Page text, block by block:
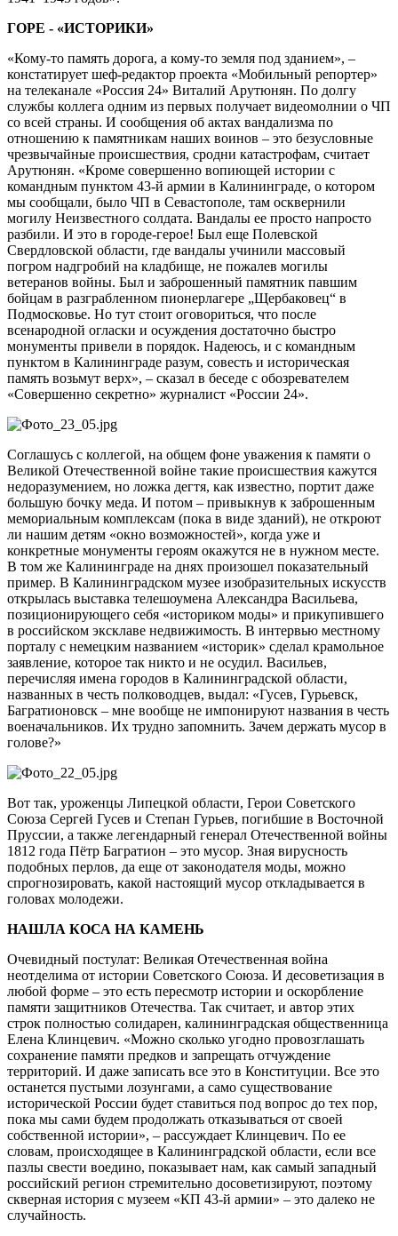
ГОРЕ - «ИСТОРИКИ»
«Кому-то память дорога, а кому-то земля под зданием», –
констатирует шеф-редактор проекта «Мобильный репортер»
на телеканале «Россия 24» Виталий Арутюнян. По долгу
службы коллега одним из первых получает видеомолнии о ЧП
со всей страны. И сообщения об актах вандализма по
отношению к памятникам наших воинов – это безусловные
чрезвычайные происшествия, сродни катастрофам, считает
Арутюнян. «Кроме совершенно вопиющей истории с
командным пунктом 43-й армии в Калининграде, о котором
мы сообщали, было ЧП в Севастополе, там осквернили
могилу Неизвестного солдата. Вандалы ее просто напросто
разбили. И это в городе-герое! Был еще Полевской
Свердловской области, где вандалы учинили массовый
погром надгробий на кладбище, не пожалев могилы
ветеранов войны. Был и заброшенный памятник павшим
бойцам в разграбленном пионерлагере „Щербаковец“ в
Подмосковье. Но тут стоит оговориться, что после
всенародной огласки и осуждения достаточно быстро
монументы привели в порядок. Надеюсь, и с командным
пунктом в Калининграде разум, совесть и историческая
память возьмут верх», – сказал в беседе с обозревателем
«Совершенно секретно» журналист «России 24».
Соглашусь с коллегой, на общем фоне уважения к памяти о
Великой Отечественной войне такие происшествия кажутся
недоразумением, но ложка дегтя, как известно, портит даже
большую бочку меда. И потом – привыкнув к заброшенным
мемориальным комплексам (пока в виде зданий), не откроют
ли нашим детям «окно возможностей», когда уже и
конкретные монументы героям окажутся не в нужном месте.
В том же Калининграде на днях произошел показательный
пример. В Калининградском музее изобразительных искусств
открылась выставка телешоумена Александра Васильева,
позиционирующего себя «историком моды» и прикупившего
в российском эксклаве недвижимость. В интервью местному
порталу с немецким названием «историк» сделал крамольное
заявление, которое так никто и не осудил. Васильев,
перечисляя имена городов в Калининградской области,
названных в честь полководцев, выдал: «Гусев, Гурьевск,
Багратионовск – мне вообще не импонируют названия в честь
военачальников. Их трудно запомнить. Зачем держать мусор в
голове?»
Вот так, уроженцы Липецкой области, Герои Советского
Союза Сергей Гусев и Степан Гурьев, погибшие в Восточной
Пруссии, а также легендарный генерал Отечественной войны
1812 года Пётр Багратион – это мусор. Зная вирусность
подобных перлов, да еще от законодателя моды, можно
спрогнозировать, какой настоящий мусор откладывается в
головах молодежи.
НАШЛА КОСА НА КАМЕНЬ
Очевидный постулат: Великая Отечественная война
неотделима от истории Советского Союза. И десоветизация в
любой форме – это есть пересмотр истории и оскорбление
памяти защитников Отечества. Так считает, и автор этих
строк полностью солидарен, калининградская общественница
Елена Клинцевич. «Можно сколько угодно провозглашать
сохранение памяти предков и запрещать отчуждение
территорий. И даже записать все это в Конституции. Все это
останется пустыми лозунгами, а само существование
исторической России будет ставиться под вопрос до тех пор,
пока мы сами будем продолжать отказываться от своей
собственной истории», – рассуждает Клинцевич. По ее
словам, происходящее в Калининградской области, если все
пазлы свести воедино, показывает нам, как самый западный
российский регион стремительно досоветизируют, поэтому
скверная история с музеем «КП 43-й армии» – это далеко не
случайность.